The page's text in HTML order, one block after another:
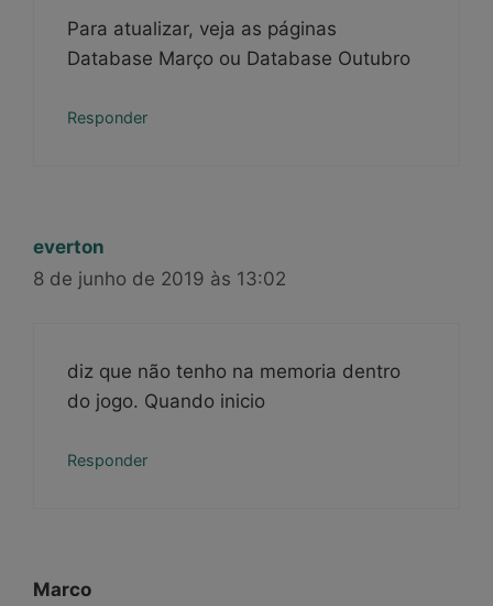
Para atualizar, veja as páginas
Database Março ou Database Outubro
Responder
everton
8 de junho de 2019 às 13:02
diz que não tenho na memoria dentro
do jogo. Quando inicio
Responder
Marco